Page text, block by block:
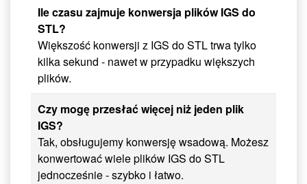
Ile czasu zajmuje konwersja plików IGS do
STL?
Większość konwersji z IGS do STL trwa tylko
kilka sekund - nawet w przypadku większych
plików.
Czy mogę przesłać więcej niż jeden plik
IGS?
Tak, obsługujemy konwersję wsadową. Możesz
konwertować wiele plików IGS do STL
jednocześnie - szybko i łatwo.